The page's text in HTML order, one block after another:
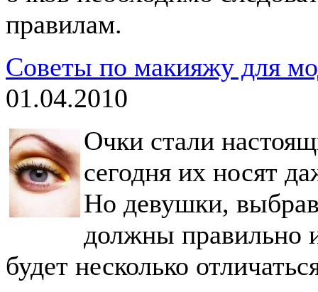
правилам.
Советы по макияжу для
01.04.2010
Очки стали
сегодня их носят
Но девушки,
должны правильно
будет несколько